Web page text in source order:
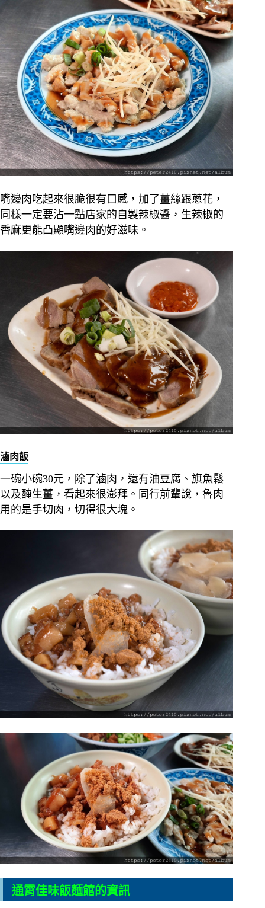
嘴邊肉吃起來很脆很有口感，加了薑絲跟蔥花，
同樣一定要沾一點店家的自製辣椒醬，生辣椒的
香麻更能凸顯嘴邊肉的好滋味。
滷肉飯
一碗小碗30元，除了滷肉，還有油豆腐、旗魚鬆
以及醃生薑，看起來很澎拜。同行前輩說，魯肉
用的是手切肉，切得很大塊。
通霄佳味飯麵館的資訊